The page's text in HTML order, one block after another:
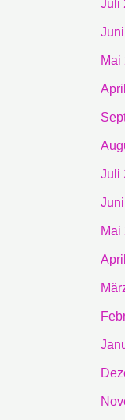
Juli
Mai
Juli
Mai